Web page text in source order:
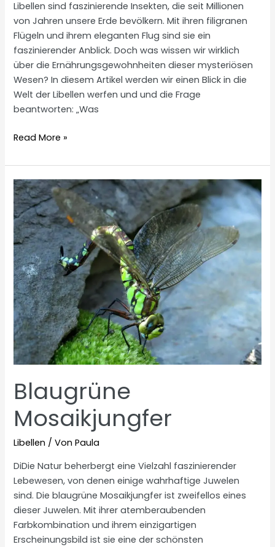
Libellen sind faszinierende Insekten, die seit Millionen
von Jahren unsere Erde bevölkern. Mit ihren filigranen
Flügeln und ihrem eleganten Flug sind sie ein
faszinierender Anblick. Doch was wissen wir wirklich
über die Ernährungsgewohnheiten dieser mysteriösen
Wesen? In diesem Artikel werden wir einen Blick in die
Welt der Libellen werfen und und die Frage
beantworten: „Was
Was
Libellen?
Read More »
Blaugrüne
Mosaikjungfer
Libellen / VonPaula
DiDie Natur beherbergt eine Vielzahl faszinierender
Lebewesen, von denen einige wahrhaftige Juwelen
sind. Die blaugrüne Mosaikjungfer ist zweifellos eines
dieser Juwelen. Mit ihrer atemberaubenden
Farbkombination und ihrem einzigartigen
Erscheinungsbild ist sie eine der schönsten